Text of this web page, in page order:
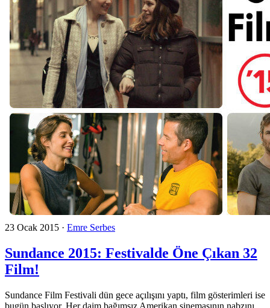
23 Ocak 2015 · Emre Serbes
Sundance 2015: Festivalde Öne Çıkan 32
Film!
Sundance Film Festivali dün gece açılışını yaptı, film gösterimleri ise
bugün başlıyor. Her daim bağımsız Amerikan sinemasının nabzını